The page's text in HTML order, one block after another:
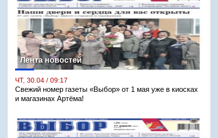
Лента новостей
ЧТ, 30.04 / 09:17
Свежий номер газеты «Выбор» от 1 мая уже в киосках
и магазинах Артёма!